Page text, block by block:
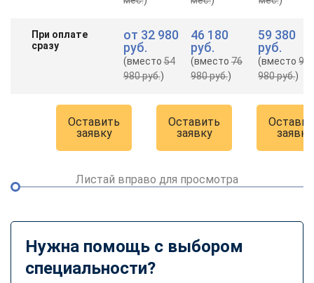
При оплате
сразу
от 32 980
руб.
(вместо54
980 руб.)
46 180
руб.
(вместо 76
980 руб.)
59 380
руб.
(вместо98
980 руб.)
Оставить
заявку
Оставить
заявку
заявку
Листай вправо для просмотра
Нужна помощь с выбором
специальности?